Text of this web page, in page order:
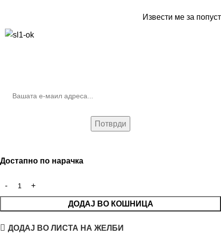
Извести ме за попуст
Достапно по нарачка
ДОДАЈ ВО КОШНИЦА
ДОДАЈ ВО ЛИСТА НА ЖЕЛБИ